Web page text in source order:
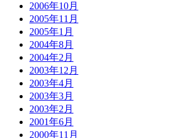
2006年10月
2005年11月
2005年1月
2004年8月
2004年2月
2003年12月
2003年4月
2003年3月
2003年2月
2001年6月
2000年11月